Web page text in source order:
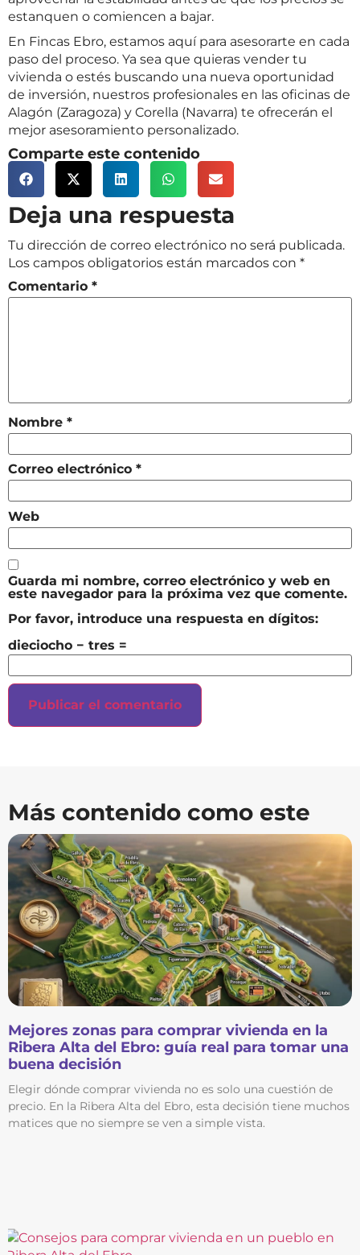
estanquen o comiencen a bajar.
En Fincas Ebro, estamos aquí para asesorarte en cada
paso del proceso. Ya sea que quieras vender tu
vivienda o estés buscando una nueva oportunidad
de inversión, nuestros profesionales en las oficinas de
Alagón (Zaragoza) y Corella (Navarra) te ofrecerán el
mejor asesoramiento personalizado.
Comparte este contenido
Deja una respuesta
Tu dirección de correo electrónico no será publicada.
Los campos obligatorios están marcados con *
Comentario *
Nombre *
Correo electrónico *
Web
Guarda mi nombre, correo electrónico y web en
este navegador para la próxima vez que comente.
Por favor, introduce una respuesta en dígitos:
dieciocho − tres =
Más contenido como este
Mejores zonas para comprar vivienda en la
Ribera Alta del Ebro: guía real para tomar una
buena decisión
Elegir dónde comprar vivienda no es solo una cuestión de
precio. En la Ribera Alta del Ebro, esta decisión tiene muchos
matices que no siempre se ven a simple vista.